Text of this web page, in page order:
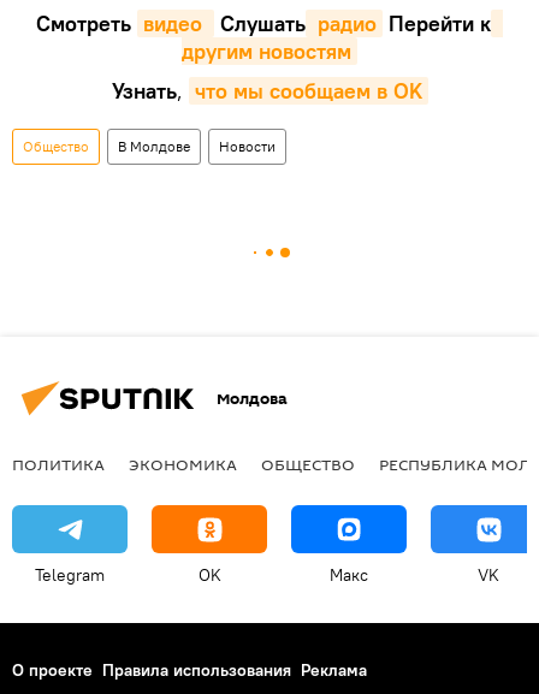
Смотреть видео Cлушать радио Перейти к
другим новостям
Узнать, что мы сообщаем в OK
Общество В Молдове Новости
Молдова
ПОЛИТИКА ЭКОНОМИКА ОБЩЕСТВО РЕСПУБЛИКА
Telegram OK Макс VK
О проекте Правила использования Реклама